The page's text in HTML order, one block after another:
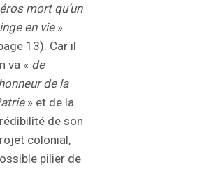
mort qu’un
en vie»
13). Car il
va « de
de la
» et de la
de son
colonial,
pilier de